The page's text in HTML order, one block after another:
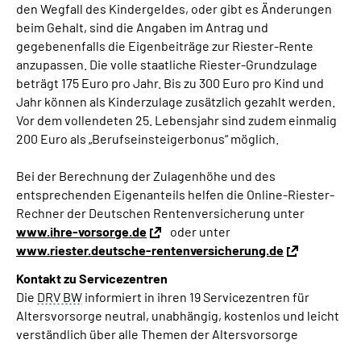
den Wegfall des Kindergeldes, oder gibt es Änderungen
beim Gehalt, sind die Angaben im Antrag und
gegebenenfalls die Eigenbeiträge zur Riester-Rente
anzupassen. Die volle staatliche Riester-Grundzulage
beträgt 175 Euro pro Jahr. Bis zu 300 Euro pro Kind und
Jahr können als Kinderzulage zusätzlich gezahlt werden.
Vor dem vollendeten 25. Lebensjahr sind zudem einmalig
200 Euro als „Berufseinsteigerbonus“ möglich.
Bei der Berechnung der Zulagenhöhe und des
entsprechenden Eigenanteils helfen die Online-Riester-
Rechner der Deutschen Rentenversicherung unter
www.ihre-vorsorge.de
oder unter
www.riester.deutsche-rentenversicherung.de
Kontakt zu Servicezentren
Die DRV BW informiert in ihren 19 Servicezentren für
Altersvorsorge neutral, unabhängig, kostenlos und leicht
verständlich über alle Themen der Altersvorsorge